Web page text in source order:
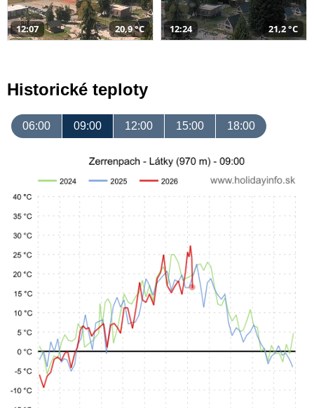
12:07 20,9 °C 12:24 21,2 °C
Historické teploty
06:00 09:00 12:00 15:00 18:00